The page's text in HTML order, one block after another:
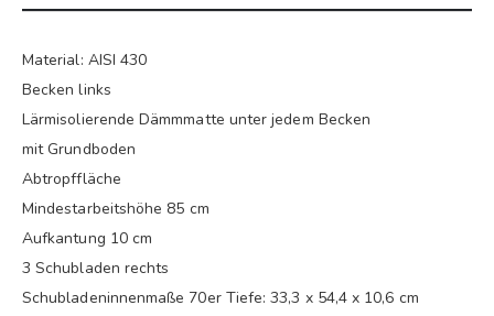
Material: AISI 430
Becken links
Lärmisolierende Dämmmatte unter jedem Becken
mit Grundboden
Abtropffläche
Mindestarbeitshöhe 85 cm
Aufkantung 10 cm
3 Schubladen rechts
Schubladeninnenmaße 70er Tiefe: 33,3 x 54,4 x 10,6 cm